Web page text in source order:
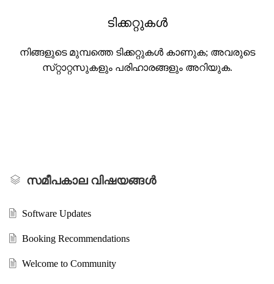
ടിക്കറ്റുകൾ
നിങ്ങളുടെ മുമ്പത്തെ ടിക്കറ്റുകൾ കാണുക; അവരുടെ
സ്‌റ്റാറ്റസുകളും പരിഹാരങ്ങളും അറിയുക.
സമീപകാല വിഷയങ്ങൾ
Software Updates
Booking Recommendations
Welcome to Community